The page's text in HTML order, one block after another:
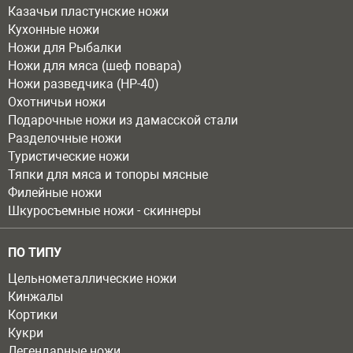
Казачьи пластунские ножи
Кухонные ножи
Ножи для Рыбалки
Ножи для мяса (шеф повара)
Ножи разведчика (НР-40)
Охотничьи ножи
Подарочные ножи из дамасской стали
Разделочные ножи
Туристические ножи
Тяпки для мяса и топоры мясные
Филейные ножи
Шкуросъемные ножи - скиннеры
ПО ТИПУ
Цельнометаллические ножи
Кинжалы
Кортики
Кукри